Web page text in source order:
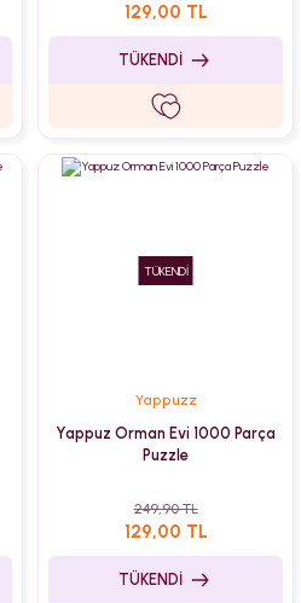
129,00 TL
TÜKENDİ
TÜKENDİ
Yappuzz
Yappuz Orman Evi 1000 Parça
Puzzle
249,90 TL
129,00 TL
TÜKENDİ